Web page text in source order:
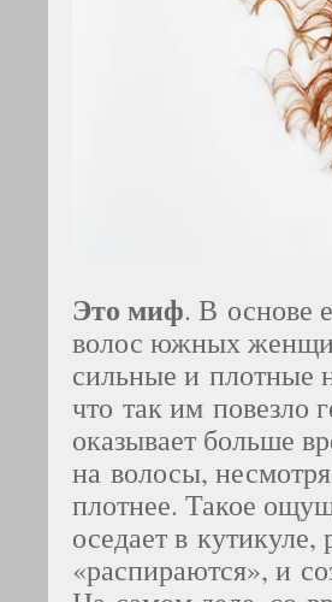
Это миф. В основе
волос южных
сильные и плотные
что так им повезло
оказывает больше
на волосы,
плотнее. Такое
оседает в
«распираются», и